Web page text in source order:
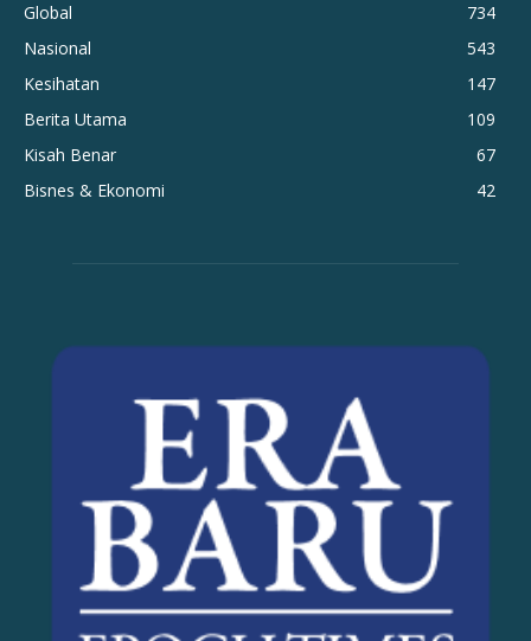
Global
734
Nasional
543
Kesihatan
147
Berita Utama
109
Kisah Benar
67
Bisnes & Ekonomi
42